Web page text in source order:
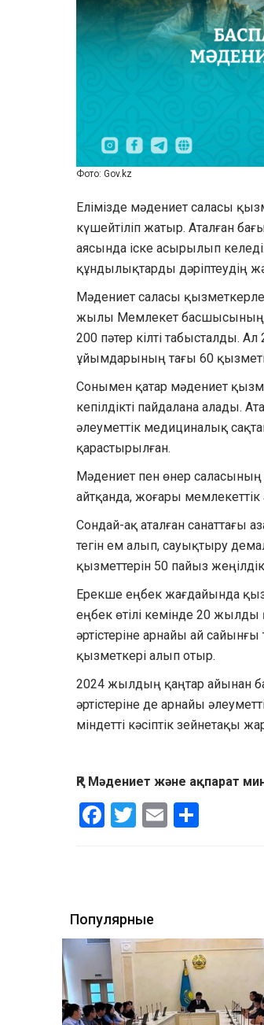
Фото: Gov.kz
Елімізде мәдениет саласы
күшейтіліп жатыр. Аталған
аясында іске асырылып
құндылықтарды дәріптеудің
Мәдениет саласы
жылы Мемлекет басшысының
200 пәтер кілті табысталды.
ұйымдарының тағы 60
Сонымен қатар мәдениет
кепілдікті пайдалана алады.
әлеуметтік медициналық
қарастырылған.
Мәдениет пен өнер саласының
айтқанда, жоғары
Сондай-ақ аталған санаттағы
тегін ем алып, сауықтыру
қызметтерін 50 пайыз
Ерекше еңбек жағдайында
еңбек өтілі кемінде 20
әртістеріне арнайы ай
қызметкері алып отыр.
2024 жылдың қаңтар айынан
әртістеріне де арнайы
міндетті кәсіптік зейнетақы
ҚР Мәдениет және ақпарат
Facebook
Twitter
Email
Популярные